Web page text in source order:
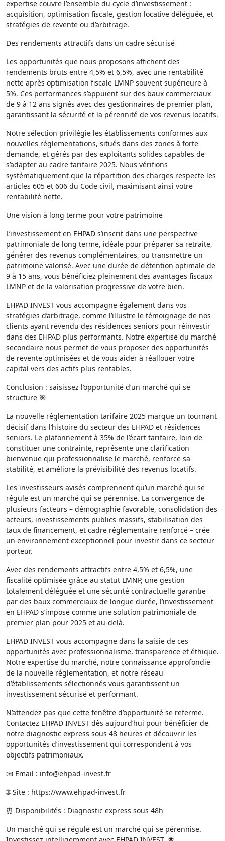
expertise couvre l’ensemble du cycle d’investissement :
acquisition, optimisation fiscale, gestion locative déléguée, et
stratégies de revente ou d’arbitrage.
Des rendements attractifs dans un cadre sécurisé
Les opportunités que nous proposons affichent des
rendements bruts entre 4,5% et 6,5%, avec une rentabilité
nette après optimisation fiscale LMNP souvent supérieure à
5%. Ces performances s’appuient sur des baux commerciaux
de 9 à 12 ans signés avec des gestionnaires de premier plan,
garantissant la sécurité et la pérennité de vos revenus locatifs.
Notre sélection privilégie les établissements conformes aux
nouvelles réglementations, situés dans des zones à forte
demande, et gérés par des exploitants solides capables de
s’adapter au cadre tarifaire 2025. Nous vérifions
systématiquement que la répartition des charges respecte les
articles 605 et 606 du Code civil, maximisant ainsi votre
rentabilité nette.
Une vision à long terme pour votre patrimoine
L’investissement en EHPAD s’inscrit dans une perspective
patrimoniale de long terme, idéale pour préparer sa retraite,
générer des revenus complémentaires, ou transmettre un
patrimoine valorisé. Avec une durée de détention optimale de
9 à 15 ans, vous bénéficiez pleinement des avantages fiscaux
LMNP et de la valorisation progressive de votre bien.
EHPAD INVEST vous accompagne également dans vos
stratégies d’arbitrage, comme l’illustre le témoignage de nos
clients ayant revendu des résidences seniors pour réinvestir
dans des EHPAD plus performants. Notre expertise du marché
secondaire nous permet de vous proposer des opportunités
de revente optimisées et de vous aider à réallouer votre
capital vers des actifs plus rentables.
Conclusion : saisissez l’opportunité d’un marché qui se
structure 🎯
La nouvelle réglementation tarifaire 2025 marque un tournant
décisif dans l’histoire du secteur des EHPAD et résidences
seniors. Le plafonnement à 35% de l’écart tarifaire, loin de
constituer une contrainte, représente une clarification
bienvenue qui professionnalise le marché, renforce sa
stabilité, et améliore la prévisibilité des revenus locatifs.
Les investisseurs avisés comprennent qu’un marché qui se
régule est un marché qui se pérennise. La convergence de
plusieurs facteurs – démographie favorable, consolidation des
acteurs, investissements publics massifs, stabilisation des
taux de financement, et cadre réglementaire renforcé – crée
un environnement exceptionnel pour investir dans ce secteur
porteur.
Avec des rendements attractifs entre 4,5% et 6,5%, une
fiscalité optimisée grâce au statut LMNP, une gestion
totalement déléguée et une sécurité contractuelle garantie
par des baux commerciaux de longue durée, l’investissement
en EHPAD s’impose comme une solution patrimoniale de
premier plan pour 2025 et au-delà.
EHPAD INVEST vous accompagne dans la saisie de ces
opportunités avec professionnalisme, transparence et éthique.
Notre expertise du marché, notre connaissance approfondie
de la nouvelle réglementation, et notre réseau
d’établissements sélectionnés vous garantissent un
investissement sécurisé et performant.
N’attendez pas que cette fenêtre d’opportunité se referme.
Contactez EHPAD INVEST dès aujourd’hui pour bénéficier de
notre diagnostic express sous 48 heures et découvrir les
opportunités d’investissement qui correspondent à vos
objectifs patrimoniaux.
📧 Email : info@ehpad-invest.fr
🌐 Site : https://www.ehpad-invest.fr
⏰ Disponibilités : Diagnostic express sous 48h
Un marché qui se régule est un marché qui se pérennise.